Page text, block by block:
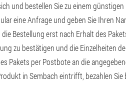
und bestellen Sie zu einem günstigen
eine Anfrage und geben Sie Ihren
Bestellung erst nach Erhalt des
zu bestätigen und die Einzelheiten
Pakets per Postbote an die
in Sembach eintrifft, bezahlen